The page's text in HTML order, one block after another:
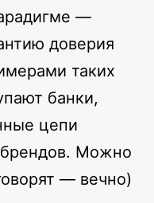
—
доверия
таких
банки,
цепи
Можно
— вечно)